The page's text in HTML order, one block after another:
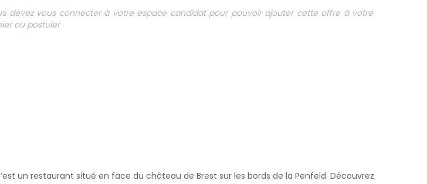
devez vous connecter à votre espace candidat pour pouvoir ajouter cette offre à votre
ou postuler
c’est un restaurant situé en face du château de Brest sur les bords de la Penfeld. Découvrez